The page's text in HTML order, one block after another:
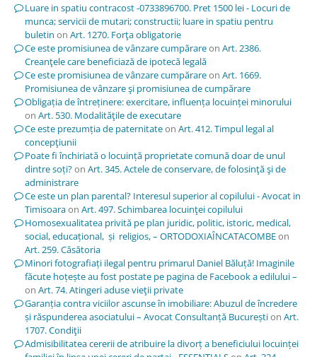
Luare in spatiu contracost -0733896700. Pret 1500 lei - Locuri de
munca; servicii de mutari; constructii; luare in spatiu pentru
buletin on Art. 1270. Forţa obligatorie
Ce este promisiunea de vânzare cumpărareon Art. 2386.
Creanţele care beneficiază de ipotecă legală
Ce este promisiunea de vânzare cumpărareon Art. 1669.
Promisiunea de vânzare şi promisiunea de cumpărare
Obligația de întreținere: exercitare, influența locuinței minorului
on Art. 530. Modalităţile de executare
Ce este prezumția de paternitateon Art. 412. Timpul legal al
concepţiunii
Poate fi închiriată o locuință proprietate comună doar de unul
dintre soți?on Art. 345. Actele de conservare, de folosinţă şi de
administrare
Ce este un plan parental? Interesul superior al copilului - Avocat in
Timisoaraon Art. 497. Schimbarea locuinţei copilului
Homosexualitatea privită pe plan juridic, politic, istoric, medical,
social, educațional, și religios, – ORTODOXIAÎNCATACOMBEon
Art. 259. Căsătoria
Minori fotografiați ilegal pentru primarul Daniel Băluță! Imaginile
făcute hoțește au fost postate pe pagina de Facebook a edilului –
on Art. 74. Atingeri aduse vieţii private
Garanția contra viciilor ascunse în imobiliare: Abuzul de încredere
și răspunderea asociatului – Avocat Consultanță Bucureștion Art.
1707. Condiţii
Admisibilitatea cererii de atribuire la divorț a beneficiului locuinței